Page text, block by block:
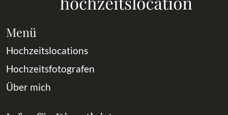
Menü
Hochzeitslocations
Hochzeitsfotografen
Über mich